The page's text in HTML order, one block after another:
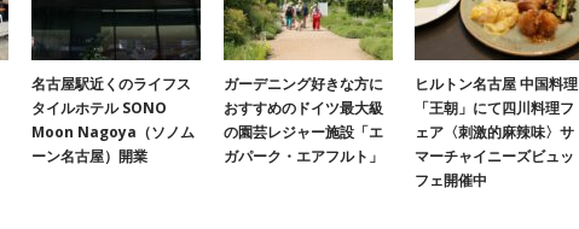
名古屋駅近くのライフス
タイルホテル SONO
Moon Nagoya（ソノム
ーン名古屋）開業
ガーデニング好きな方に
おすすめのドイツ最大級
の園芸レジャー施設「エ
ガパーク・エアフルト」
ヒルトン名古屋 中国料理
「王朝」にて四川料理フ
ェア〈刺激的麻辣味〉サ
マーチャイニーズビュッ
フェ開催中